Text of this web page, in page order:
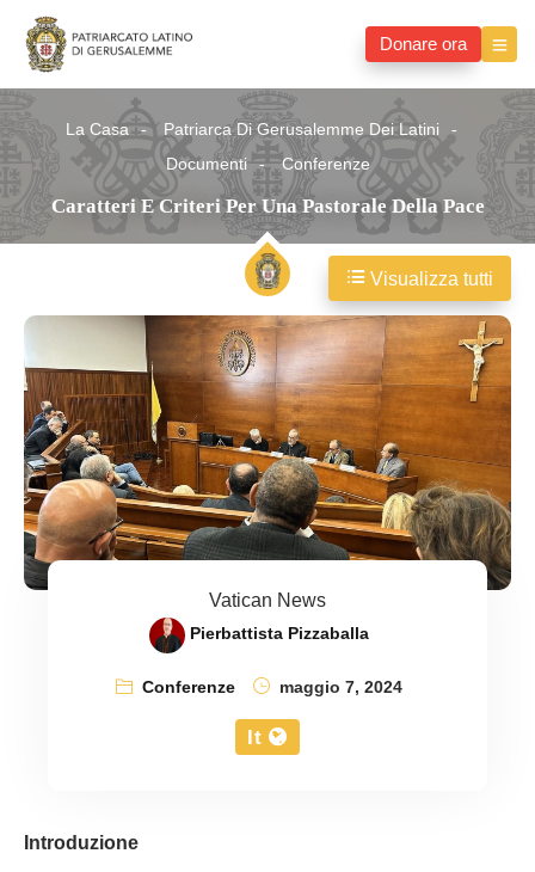
Donare ora
La Casa
Patriarca Di Gerusalemme Dei Latini
Documenti
Conferenze
Caratteri E Criteri Per Una Pastorale Della Pace
Vatican News
Pierbattista Pizzaballa
Conferenze
maggio 7, 2024
It
Introduzione
Visualizza tutti